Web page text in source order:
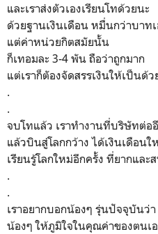
และเราส่งตัวเองเรียนโทด้วยนะ
ด้วยฐานเงินเดือน หมื่นกว่าบาทเ
แต่ค่าหน่วยกิตสมัยนั้น
ก็เทอมละ 3-4 พัน ถือว่าถูกมาก
แต่เราก็ตัองจัดสรรเงินให้เป็นด้ว
.
.
จบโทแล้ว เราทำงานที่บริษัทต่อ
แล้วบินสู่โลกกว้าง ได้เงินเดือนใ
เรียนรู้โลกใหม่อีกครั้ง ที่ยากและ
.
.
เราอยากบอกน้องๆ รุ่นปัจจุบันว่า
น้องๆ ให้ภูมิใจในคุณค่าของตนเ